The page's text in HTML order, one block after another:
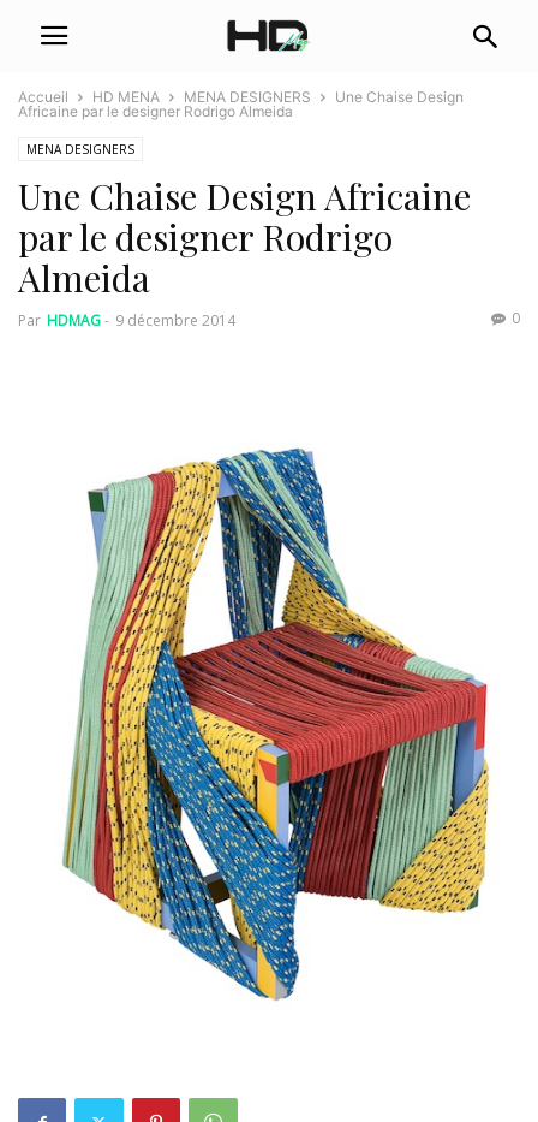
Accueil HD MENA MENA DESIGNERS
Une Chaise Design
Africaine par le designer Rodrigo Almeida
MENA DESIGNERS
Une Chaise Design Africaine
par le designer Rodrigo
Almeida
Par HDMAG- 9 décembre 2014 0